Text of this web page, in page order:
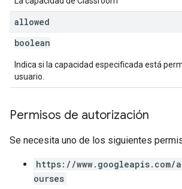
allowed
boolean
Indica si la capacidad especificada está
usuario.
Permisos de autorización
Se necesita uno de los siguientes
https://www.googleapis.com/
ourses